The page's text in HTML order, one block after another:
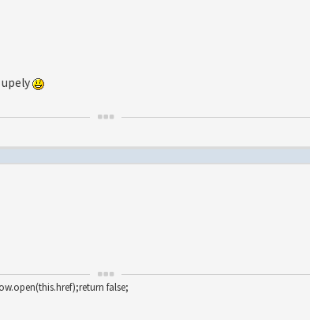
false;